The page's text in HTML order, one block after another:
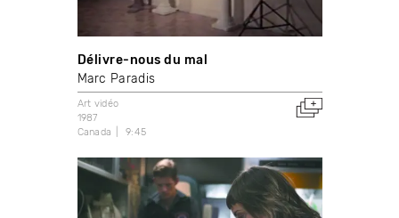
Délivre-nous du mal
Marc Paradis
Art vidéo
1987
Canada
9:45